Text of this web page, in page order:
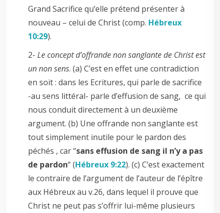
Grand Sacrifice qu’elle prétend présenter à
nouveau – celui de Christ (comp. Hébreux
10:29).
2- Le concept d’offrande non sanglante de Christ est
un non sens. (a) C’est en effet une contradiction
en soit : dans les Ecritures, qui parle de sacrifice
-au sens littéral- parle d’effusion de sang, ce qui
nous conduit directement à un deuxième
argument. (b) Une offrande non sanglante est
tout simplement inutile pour le pardon des
péchés , car “sans effusion de sang il n’y a pas
de pardon“ (Hébreux 9:22). (c) C’est exactement
le contraire de l’argument de l’auteur de l’épître
aux Hébreux au v.26, dans lequel il prouve que
Christ ne peut pas s’offrir lui-même plusieurs